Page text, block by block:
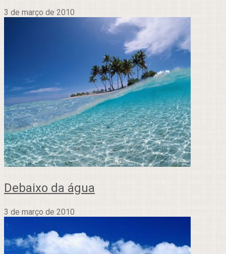
3 de março de 2010
Debaixo da água
3 de março de 2010